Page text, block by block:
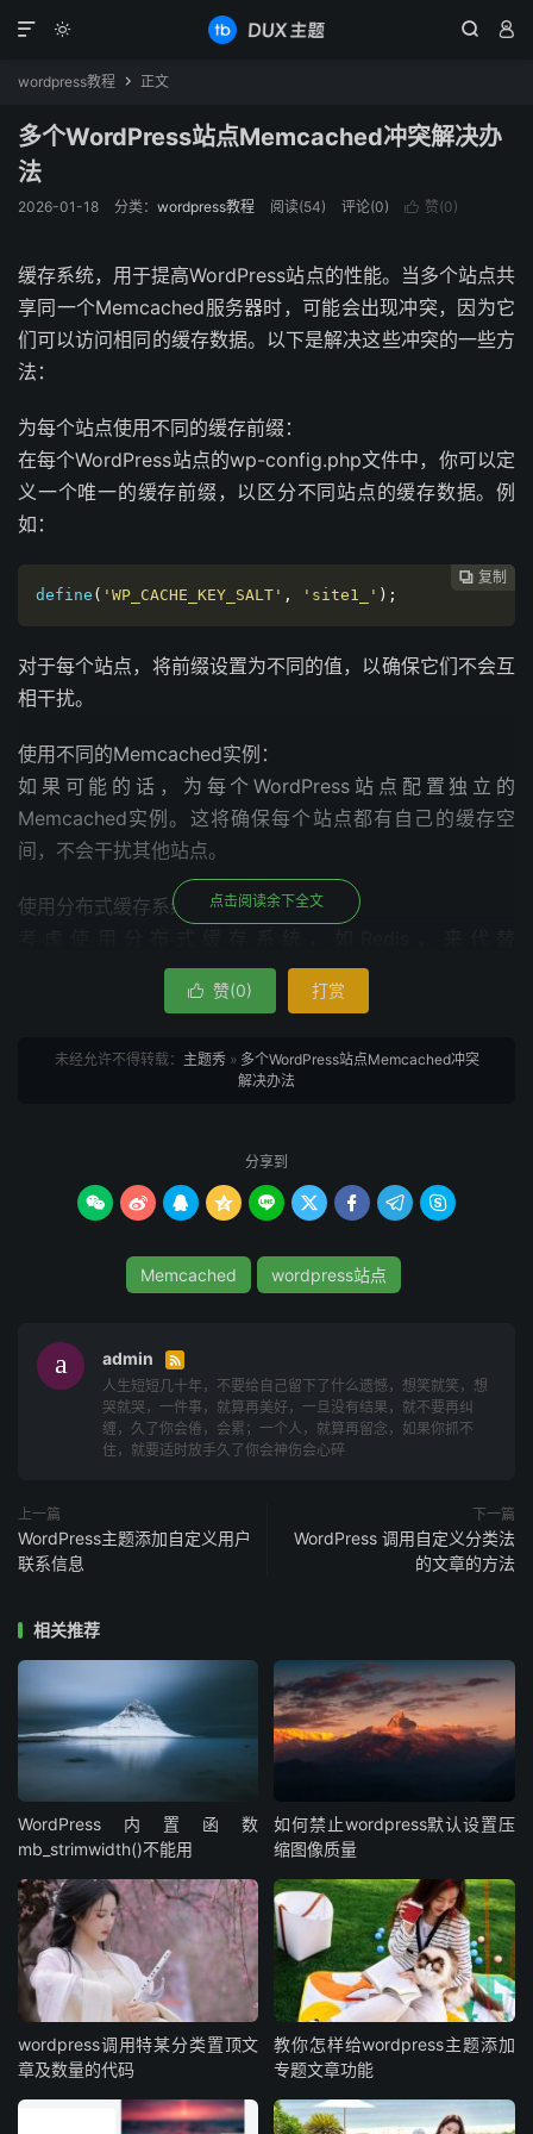
  

wordpress教程  正文
多个WordPress站点Memcached冲突解决办
法
2026-01-18 分类： wordpress教程 阅读(54) 评论(0)  赞(0)
缓存系统，用于提高WordPress站点的性能。当多个站点共
享同一个Memcached服务器时，可能会出现冲突，因为它
们可以访问相同的缓存数据。以下是解决这些冲突的一些方
法：
为每个站点使用不同的缓存前缀：
在每个WordPress站点的wp-config.php文件中，你可以定
义一个唯一的缓存前缀，以区分不同站点的缓存数据。例
如：
 复制
 复制
 复制
 复制
define ( 'WP_CACHE_KEY_SALT' , 'site1_' );
对于每个站点，将前缀设置为不同的值，以确保它们不会互
相干扰。
使用不同的Memcached实例：
如果可能的话，为每个WordPress站点配置独立的
Memcached实例。这将确保每个站点都有自己的缓存空
间，不会干扰其他站点。
使用分布式缓存系统：
Memcached。Redis支持多个数据库，可以更容易地隔离
不同站点的缓存数据。
增加Memcached命名空间：
Memcached 1.5.0及更高版本支持命名空间。你可以为每
memcached U
N site1 l 127.0. 0.1 p
11211
memcached U 0 N site2 l 127.0.0.1 p 11212
定期监控Memcached服务器的性能和缓存命中率。根据需
要调整缓存的大小和超时设置，以确保不会出现缓存冲突。
使用WordPress缓存插件：
Super Cache，可以更容易地配置和管理缓存设置，以减少
冲突的可能性。
或多种方法来解决Memcached冲突。根据你的WordPress
站点配置和需求，有些方法可能更适合你的情况。无论如
何，确保备份你的站点和配置文件，以便在尝试任何更改之
前能够恢复站点的正常运行。
点击阅读余下全文
 赞(0) 打赏
未经允许不得转载： 主题秀» 多个WordPress站点Memcached冲突
解决办法
分享到
        
Memcached wordpress站点
admin 
人生短短几十年，不要给自己留下了什么遗憾，想笑就笑，想
哭就哭，一件事，就算再美好，一旦没有结果，就不要再纠
缠，久了你会倦，会累；一个人，就算再留念，如果你抓不
住，就要适时放手久了你会神伤会心碎
上一篇
WordPress主题添加自定义用户
联系信息
下一篇
WordPress 调用自定义分类法
的文章的方法
相关推荐
WordPress内置函数
mb_strimwidth()不能用
如何禁止wordpress默认设置压
缩图像质量
wordpress调用特某分类置顶文
章及数量的代码
教你怎样给wordpress主题添加
专题文章功能